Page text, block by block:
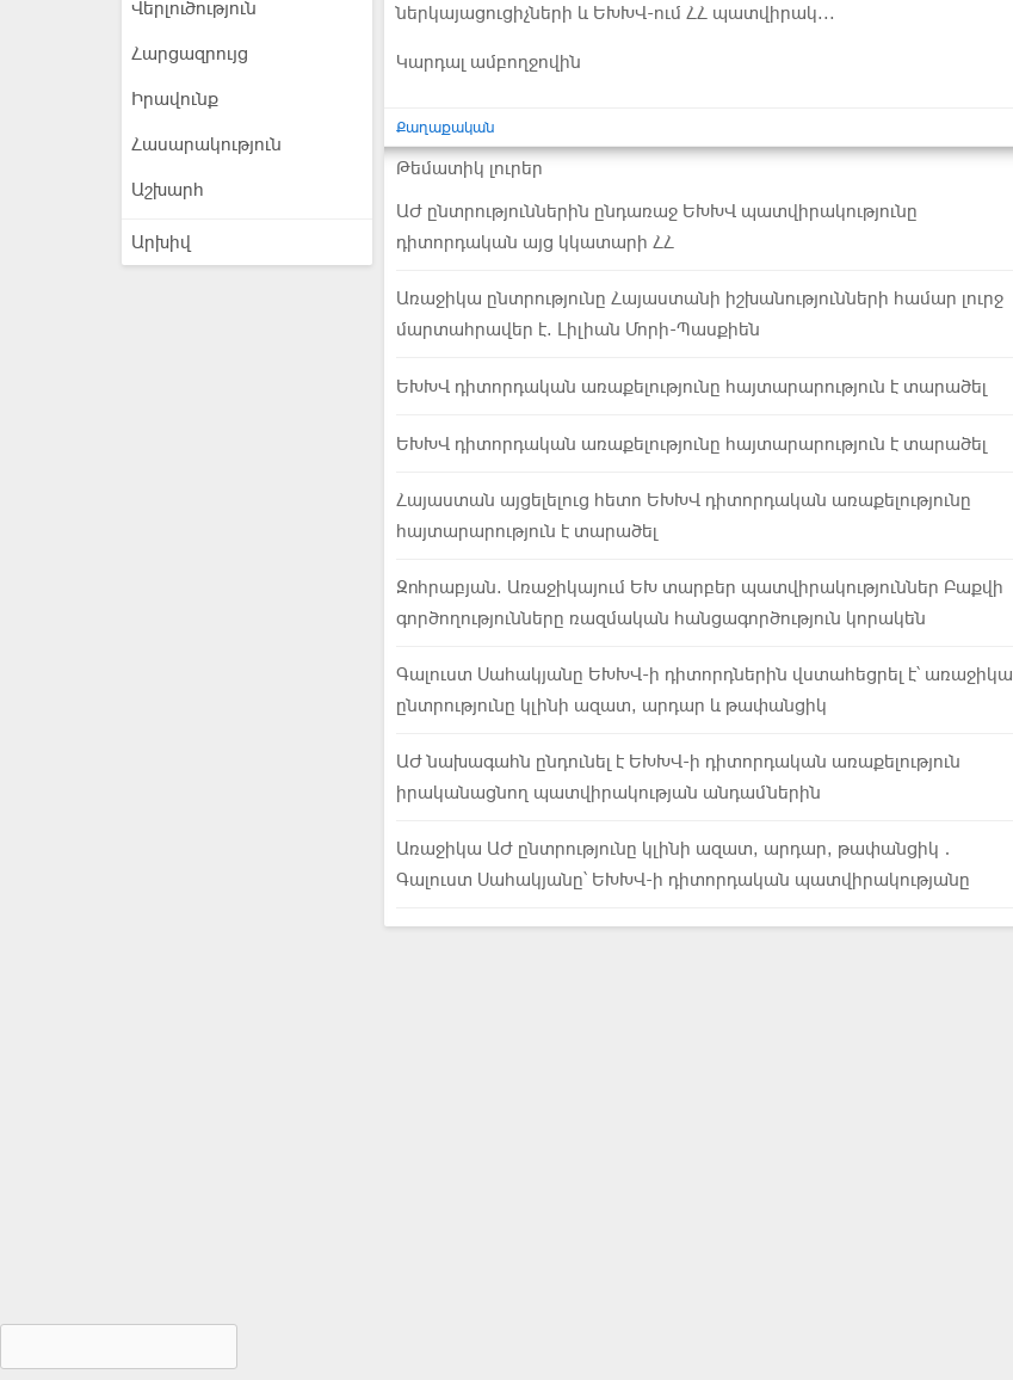
Վերլուծություն
Հարցազրույց
Իրավունք
Հասարակություն
Աշխարհ
Արխիվ
ներկայացուցիչների և ԵԽԽՎ-ում ՀՀ պատվիրակ...
Կարդալ ամբողջովին
Քաղաքական
Թեմատիկ լուրեր
ԱԺ ընտրություններին ընդառաջ ԵԽԽՎ պատվիրակությունը
դիտորդական այց կկատարի ՀՀ
Առաջիկա ընտրությունը Հայաստանի իշխանությունների համար լուրջ
մարտահրավեր է. Լիլիան Մորի-Պասքիեն
ԵԽԽՎ դիտորդական առաքելությունը հայտարարություն է տարածել
ԵԽԽՎ դիտորդական առաքելությունը հայտարարություն է տարածել
Հայաստան այցելելուց հետո ԵԽԽՎ դիտորդական առաքելությունը
հայտարարություն է տարածել
Զոհրաբյան. Առաջիկայում ԵԽ տարբեր պատվիրակություններ Բաքվի
գործողությունները ռազմական հանցագործություն կորակեն
Գալուստ Սահակյանը ԵԽԽՎ-ի դիտորդներին վստահեցրել է՝ առաջիկա
ընտրությունը կլինի ազատ, արդար և թափանցիկ
ԱԺ նախագահն ընդունել է ԵԽԽՎ-ի դիտորդական առաքելություն
իրականացնող պատվիրակության անդամներին
Առաջիկա ԱԺ ընտրությունը կլինի ազատ, արդար, թափանցիկ․
Գալուստ Սահակյանը՝ ԵԽԽՎ-ի դիտորդական պատվիրակությանը